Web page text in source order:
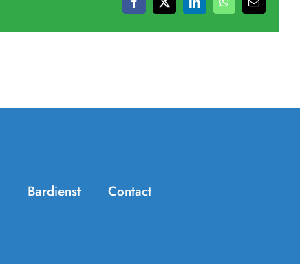
Facebook
X LinkedInWhatsApp
E-
mail
Bardienst
Contact